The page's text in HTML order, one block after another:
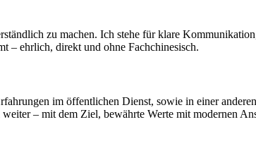
zu machen. Ich stehe für klare
– ehrlich, direkt und ohne Fachchinesisch.
im öffentlichen Dienst, sowie in einer
– mit dem Ziel, bewährte Werte mit modernen